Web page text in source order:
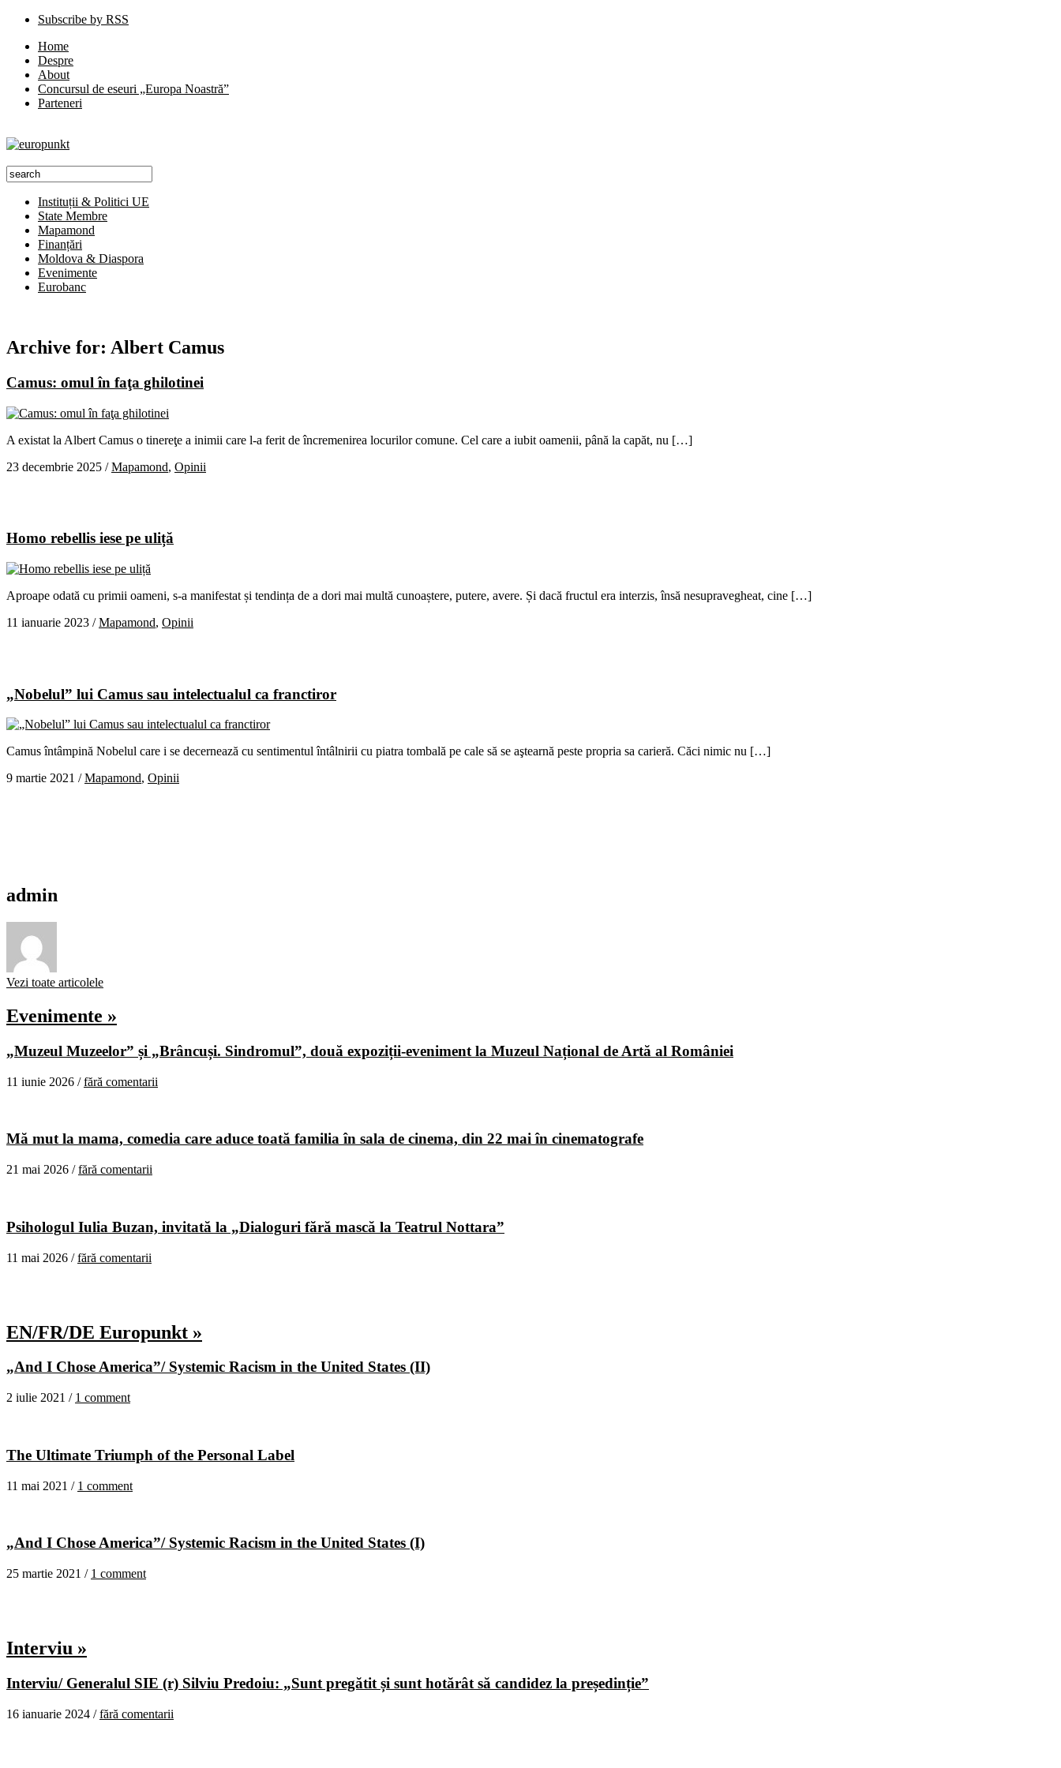
Subscribe by RSS
Home
Despre
About
Concursul de eseuri „Europa Noastră”
Parteneri
Instituții & Politici UE
State Membre
Mapamond
Finanțări
Moldova & Diaspora
Evenimente
Eurobanc
Archive for: Albert Camus
Camus: omul în faţa ghilotinei
A existat la Albert Camus o tinereţe a inimii care l-a ferit de încremenirea locurilor comune. Cel care a iubit oamenii, până la capăt, nu […]
23 decembrie 2025 /Mapamond, Opinii
Homo rebellis iese pe uliță
Aproape odată cu primii oameni, s-a manifestat și tendința de a dori mai multă cunoaștere, putere, avere. Și dacă fructul era interzis, însă nesupravegheat, cine […]
11 ianuarie 2023 /Mapamond, Opinii
„Nobelul” lui Camus sau intelectualul ca franctiror
Camus întâmpină Nobelul care i se decernează cu sentimentul întâlnirii cu piatra tombală pe cale să se aştearnă peste propria sa carieră. Căci nimic nu […]
9 martie 2021 /Mapamond, Opinii
admin
Vezi toate articolele
Evenimente »
„Muzeul Muzeelor” și „Brâncuși. Sindromul”, două expoziții-eveniment la Muzeul Național de Artă al României
11 iunie 2026 /fără comentarii
Mă mut la mama, comedia care aduce toată familia în sala de cinema, din 22 mai în cinematografe
21 mai 2026 /fără comentarii
Psihologul Iulia Buzan, invitată la „Dialoguri fără mască la Teatrul Nottara”
11 mai 2026 /fără comentarii
EN/FR/DE Europunkt »
„And I Chose America”/ Systemic Racism in the United States (II)
2 iulie 2021 / 1 comment
The Ultimate Triumph of the Personal Label
11 mai 2021 / 1 comment
„And I Chose America”/ Systemic Racism in the United States (I)
25 martie 2021 / 1 comment
Interviu »
Interviu/ Generalul SIE (r) Silviu Predoiu: „Sunt pregătit și sunt hotărât să candidez la președinție”
16 ianuarie 2024 /fără comentarii